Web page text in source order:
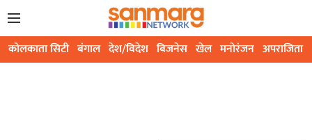
कोलकाता सिटी बंगाल देश/विदेश बिजनेस खेल मनोरंजन अपराजिता